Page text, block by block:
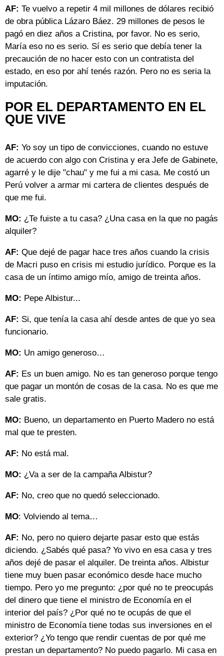
AF: Te vuelvo a repetir 4 mil millones de dólares recibió
de obra pública Lázaro Báez. 29 millones de pesos le
pagó en diez años a Cristina, por favor. No es serio,
María eso no es serio. Sí es serio que debía tener la
precaución de no hacer esto con un contratista del
estado, en eso por ahí tenés razón. Pero no es seria la
imputación.
POR EL DEPARTAMENTO EN EL
QUE VIVE
AF: Yo soy un tipo de convicciones, cuando no estuve
de acuerdo con algo con Cristina y era Jefe de Gabinete,
agarré y le dije "chau" y me fui a mi casa. Me costó un
Perú volver a armar mi cartera de clientes después de
que me fui.
MO: ¿Te fuiste a tu casa? ¿Una casa en la que no pagás
alquiler?
AF: Que dejé de pagar hace tres años cuando la crisis
de Macri puso en crisis mi estudio jurídico. Porque es la
casa de un íntimo amigo mío, amigo de treinta años.
MO: Pepe Albistur...
AF: Si, que tenía la casa ahí desde antes de que yo sea
funcionario.
MO: Un amigo generoso…
AF: Es un buen amigo. No es tan generoso porque tengo
que pagar un montón de cosas de la casa. No es que me
sale gratis.
MO: Bueno, un departamento en Puerto Madero no está
mal que te presten.
AF: No está mal.
MO: ¿Va a ser de la campaña Albistur?
AF: No, creo que no quedó seleccionado.
MO: Volviendo al tema…
AF: No, pero no quiero dejarte pasar esto que estás
diciendo. ¿Sabés qué pasa? Yo vivo en esa casa y tres
años dejé de pasar el alquiler. De treinta años. Albistur
tiene muy buen pasar económico desde hace mucho
tiempo. Pero yo me pregunto: ¿por qué no te preocupás
del dinero que tiene el ministro de Economía en el
interior del país? ¿Por qué no te ocupás de que el
ministro de Economía tiene todas sus inversiones en el
exterior? ¿Yo tengo que rendir cuentas de por qué me
prestan un departamento? No puedo pagarlo. Mi casa en